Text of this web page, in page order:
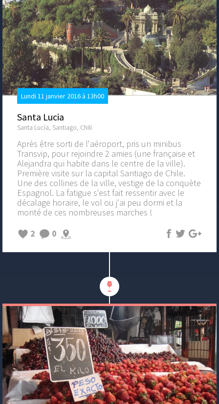
Lundi 11 janvier 2016 à 13h00
Santa Lucia
Santa Lucía, Santiago, Chili
Après être sorti de l'aéroport, pris un minibus
Transvip, pour rejoindre 2 amies (une française et
Alejandra qui habite dans le centre de la ville).
Première visite sur la capital Santiago de Chile.
Une des collines de la ville, vestige de la conquète
Espagnol. La fatigue s'est fait ressentir avec le
décalage horaire, le vol ou j'ai peu dormi et la
monté de ces nombreuses marches !
2
0